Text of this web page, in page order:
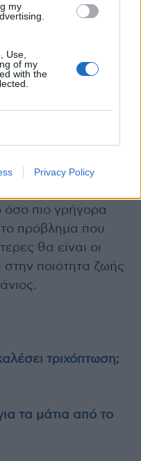
my
Use,
of my
with the
Privacy Policy
μπορούν να
να ζητήσουν
υγεία
παρατηρήσουν
σε αυτό και
όσο πιο γρήγορα
το πρόβλημα που
θα είναι οι
στην ποιότητα ζωής
τριχόπτωση;
τα μάτια από το